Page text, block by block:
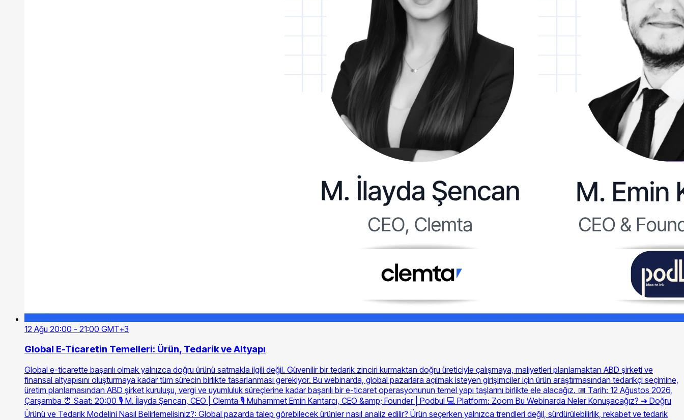
12 Ağu 20:00 - 21:00 GMT+3
Global E-Ticaretin Temelleri: Ürün, Tedarik ve Altyapı
Global e-ticarette başarılı olmak yalnızca doğru ürünü satmakla ilgili değil. Güvenilir bir tedarik zinciri kurmaktan doğru üreticiyle çalışmaya, maliyetleri planlamaktan ABD şirketi ve
finansal altyapısını oluşturmaya kadar tüm sürecin birlikte tasarlanması gerekiyor. Bu webinarda, global pazarlara açılmak isteyen girişimciler için ürün araştırmasından tedarikçi seçimine,
üretim planlamasından ABD şirket kuruluşu, vergi ve uyumluluk süreçlerine kadar başarılı bir e-ticaret operasyonunun temel yapı taşlarını birlikte ele alacağız. 📅 Tarih: 12 Ağustos 2026,
Çarşamba ⏰ Saat: 20:00 🎙️ M. İlayda Şencan, CEO | Clemta 🎙️ Muhammet Emin Kantarcı, CEO &amp; Founder | Podbul 💻 Platform: Zoom Bu Webinarda Neler Konuşacağız? ➔ Doğru
Ürünü ve Tedarik Modelini Nasıl Belirlemelisiniz?: Global pazarda talep görebilecek ürünler nasıl analiz edilir? Ürün seçerken yalnızca trendleri değil, sürdürülebilirlik, rekabet ve tedarik